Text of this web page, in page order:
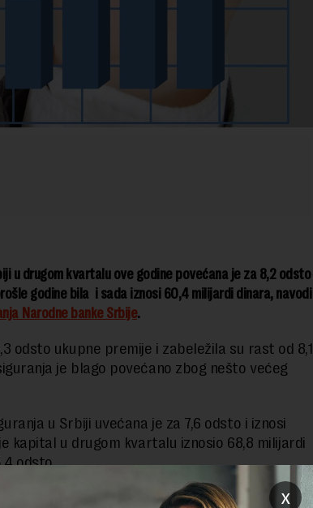
u drugom kvartalu ove godine povećana je za 8,2 odsto
godine bila i sada iznosi 60,4 milijardi dinara, navodi
Narodne banke Srbije.
odsto ukupne premije i zabeležila su rast od 8,1
je blago povećano zbog nešto većeg
u Srbiji uvećana je za 7,6 odsto i iznosi
kapital u drugom kvartalu iznosio 68,8 milijardi
odsto.
osiguranja, struktura premije u drugom
x